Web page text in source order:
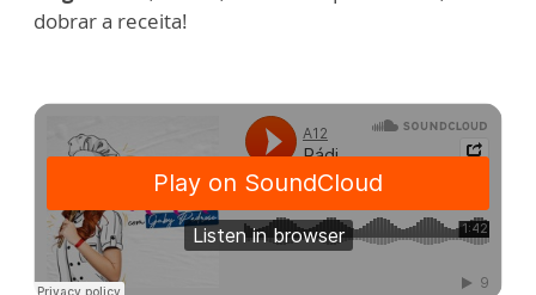
dobrar a receita!